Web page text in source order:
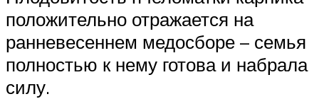
положительно отражается на
ранневесеннем медосборе – семья
полностью к нему готова и набрала
силу.